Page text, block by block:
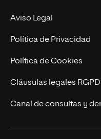
Experto Universitario
Postgrados
Cursos Universitarios
Nuestro Equipo
Trabaja en UNIR
Actualidad
UNIR Revista
Eventos
Aviso Legal
Política de Privacidad
Política de Cookies
Cláusulas legales RGPD
Canal de consultas y